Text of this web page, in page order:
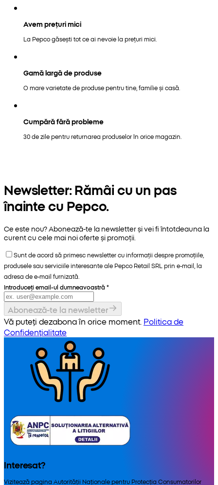
Avem prețuri mici
La Pepco găsești tot ce ai nevoie la prețuri mici.
Gamă largă de produse
O mare varietate de produse pentru tine, familie și casă.
Cumpără fără probleme
30 de zile pentru returnarea produselor în orice magazin.
Newsletter: Rămâi cu un pas
înainte cu Pepco.
Ce este nou? Abonează-te la newsletter și vei fi întotdeauna la
curent cu cele mai noi oferte și promoții.
Sunt de acord să primesc newsletter cu informații despre promoțiile,
produsele sau serviciile interesante ale Pepco Retail SRL prin e-mail, la
adresa de e-mail furnizată.
Introduceți email-ul dumneavoastră *
Abonează-te la newsletter
Vă puteți dezabona în orice moment. Politica de
Confidențialitate
Interesat?
Vizitează pagina Autorității Naționale pentru Protecția Consumatorilor